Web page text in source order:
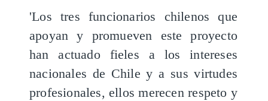
'Los tres funcionarios chilenos que
apoyan y promueven este proyecto
han actuado fieles a los intereses
nacionales de Chile y a sus virtudes
profesionales, ellos merecen respeto y